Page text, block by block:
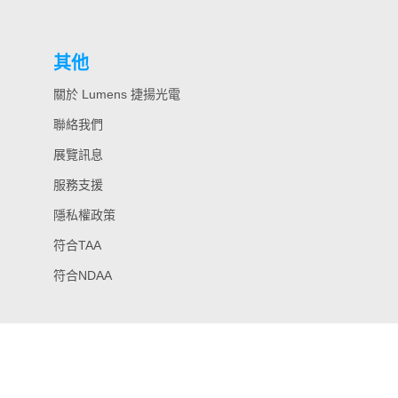
其他
關於 Lumens 捷揚光電
聯絡我們
展覽訊息
服務支援
隱私權政策
符合TAA
符合NDAA